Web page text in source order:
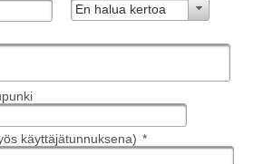
En halua kertoa
käyttäjätunnuksena) *